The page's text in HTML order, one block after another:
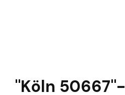
"Köln 50667"-